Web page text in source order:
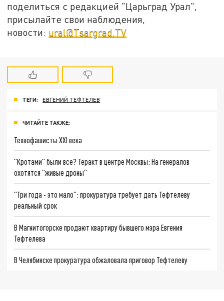
поделиться с редакцией "Царьград Урал",
присылайте свои наблюдения,
новости: ural@Tsargrad.TV
ТЕГИ: ЕВГЕНИЙ ТЕФТЕЛЕВ
ЧИТАЙТЕ ТАКЖЕ:
Технофашисты XXI века
"Кротами" были все? Теракт в центре Москвы: На генералов
охотятся "живые дроны"
"Три года - это мало": прокуратура требует дать Тефтелеву
реальный срок
В Магнитогорске продают квартиру бывшего мэра Евгения
Тефтелева
В Челябинске прокуратура обжаловала приговор Тефтелеву